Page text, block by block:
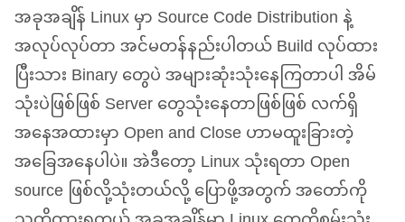
အခုအချိန် Linux မှာ Source Code Distribution နဲ့
အလုပ်လုပ်တာ အင်မတန်နည်းပါတယ် Build လုပ်ထား
ပြီးသား Binary တွေပဲ အများဆုံးသုံးနေကြတာပါ အိမ်
သုံးပဲဖြစ်ဖြစ် Server တွေသုံးနေတာဖြစ်ဖြစ် လက်ရှိ
အနေအထားမှာ Open and Close ဟာမထူးခြားတဲ့
အခြေအနေပါပဲ။ အဲဒီတော့ Linux သုံးရတာ Open
source ဖြစ်လို့သုံးတယ်လို့ ပြောဖို့အတွက် အတော်ကို